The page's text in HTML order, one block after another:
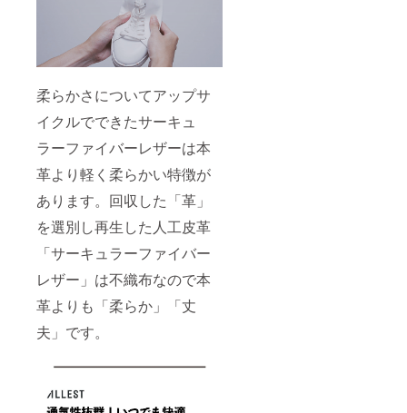
柔らかさについてアップサ
イクルでできたサーキュ
ラーファイバーレザーは本
革より軽く柔らかい特徴が
あります。回収した「革」
を選別し再生した人工皮革
「サーキュラーファイバー
レザー」は不織布なので本
革よりも「柔らか」「丈
夫」です。